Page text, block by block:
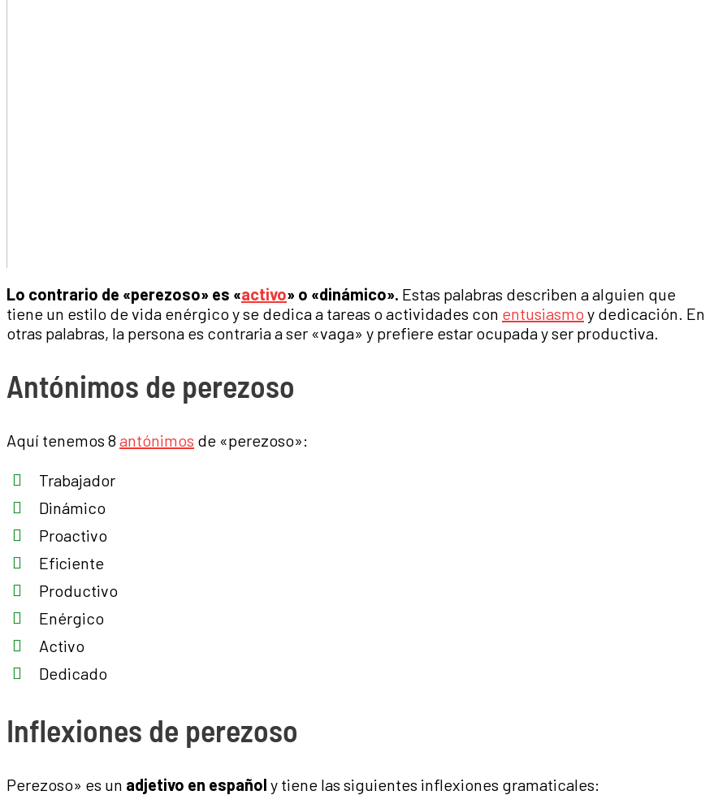
Lo contrario de «perezoso» es «activo» o «dinámico». Estas palabras describen a alguien que
tiene un estilo de vida enérgico y se dedica a tareas o actividades con entusiasmo y dedicación. En
otras palabras, la persona es contraria a ser «vaga» y prefiere estar ocupada y ser productiva.
Antónimos de perezoso
Aquí tenemos 8 antónimos de «perezoso»:
Trabajador
Dinámico
Proactivo
Eficiente
Productivo
Enérgico
Activo
Dedicado
Inflexiones de perezoso
Perezoso» es un adjetivo en español y tiene las siguientes inflexiones gramaticales: